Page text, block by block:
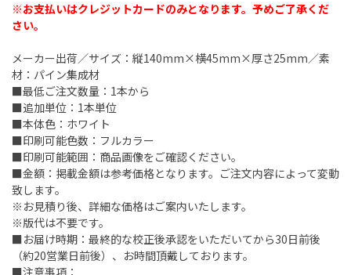
※お支払いはクレジットカードのみとなります。予めご了承くだ
さい。
メーカー出荷／サイズ：縦140mm×横45mm×厚さ25mm／素
材：パイン集成材
■最低ご注文数量：1本から
■追加単位：1本単位
■本体色：ホワイト
■印刷可能色数：フルカラー
■印刷可能範囲：商品画像をご確認ください。
■金額：掲載金額は参考価格となります。ご注文内容によって変動
致します。
※お見積り後、詳細な価格はご案内いたします。
※版代は不要です。
■お届け時期：最終的な校正後承認をいただいてから30日前後
（約20営業日前後）、お時間頂戴しております。